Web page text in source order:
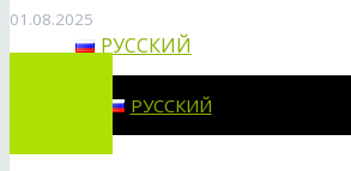
РУССКИЙ
РУССКИЙ
01.08.2025